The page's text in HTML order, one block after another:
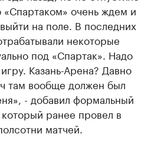
очень ждем и
на поле. В последних
некоторые
под «Спартак». Надо
Казань-Арена? Давно
там вообще должен был
- добавил формальный
ранее провел в
матчей.